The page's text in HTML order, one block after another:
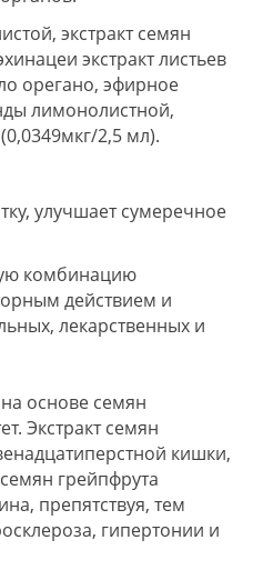
экстракт семян
экстракт листьев
орегано, эфирное
лимонолистной,
2,5 мл).
улучшает сумеречное
комбинацию
действием и
лекарственных и
основе семян
Экстракт семян
кишки,
грейпфрута
препятствуя, тем
гипертонии и